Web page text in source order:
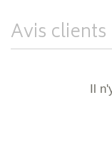
Avis clients
Il